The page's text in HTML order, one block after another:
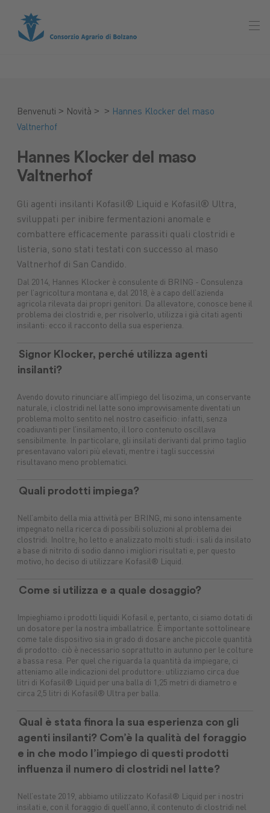
Mangimi
Protezione
piante
Concimi Impianti Sementi
Macchine
nuove
Mercato
macchine
agricole
Ricambi Carburanti
tuttoGIARDINO
Assicurazioni
Prodotti
alimentariCombustibili
Benvenuti > Novità > > Hannes Klocker del maso
Valtnerhof
Hannes Klocker del maso
Valtnerhof
Gli agenti insilanti Kofasil® Liquid e Kofasil® Ultra,
sviluppati per inibire fermentazioni anomale e
combattere efficacemente parassiti quali clostridi e
listeria, sono stati testati con successo al maso
Valtnerhof di San Candido.
Dal 2014, Hannes Klocker è consulente di BRING - Consulenza
per l’agricoltura montana e, dal 2018, è a capo dell’azienda
agricola rilevata dai propri genitori. Da allevatore, conosce bene il
problema dei clostridi e, per risolverlo, utilizza i già citati agenti
insilanti: ecco il racconto della sua esperienza.
Signor Klocker, perché utilizza agenti
insilanti?
Avendo dovuto rinunciare all’impiego del lisozima, un conservante
naturale, i clostridi nel latte sono improvvisamente diventati un
problema molto sentito nel nostro caseificio: infatti, senza
coadiuvanti per l’insilamento, il loro contenuto oscillava
sensibilmente. In particolare, gli insilati derivanti dal primo taglio
presentavano valori più elevati, mentre i tagli successivi
risultavano meno problematici.
Quali prodotti impiega?
Nell’ambito della mia attività per BRING, mi sono intensamente
impegnato nella ricerca di possibili soluzioni al problema dei
clostridi. Inoltre, ho letto e analizzato molti studi: i sali da insilato
a base di nitrito di sodio danno i migliori risultati e, per questo
motivo, ho deciso di utilizzare Kofasil® Liquid.
Come si utilizza e a quale dosaggio?
Impieghiamo i prodotti liquidi Kofasil e, pertanto, ci siamo dotati di
un dosatore per la nostra imballatrice. È importante sottolineare
come tale dispositivo sia in grado di dosare anche piccole quantità
di prodotto: ciò è necessario soprattutto in autunno per le colture
a bassa resa. Per quel che riguarda la quantità da impiegare, ci
atteniamo alle indicazioni del produttore: utilizziamo circa due
litri di Kofasil® Liquid per una balla di 1,25 metri di diametro e
circa 2,5 litri di Kofasil® Ultra per balla.
Qual è stata finora la sua esperienza con gli
agenti insilanti? Com’è la qualità del foraggio
e in che modo l’impiego di questi prodotti
influenza il numero di clostridi nel latte?
Nell’estate 2019, abbiamo utilizzato Kofasil® Liquid per i nostri
insilati e, con il foraggio di quell’anno, il contenuto di clostridi nel